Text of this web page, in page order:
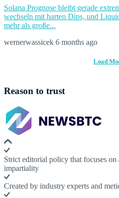
Solana Prognose bleibt gerade
wechseln mit harten Dips, und
mehr als große...
wernerwassicek 6 months ago
Load
Reason to trust
Strict editorial policy that focuses on
impartiality
Created by industry experts and